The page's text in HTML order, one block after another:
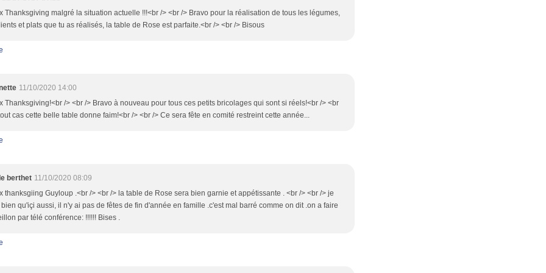
Thanksgiving malgré la situation actuelle !!!<br /> <br /> Bravo pour la réalisation de tous les légumes,
et plats que tu as réalisés, la table de Rose est parfaite.<br /> <br /> Bisous
11/10/2020 14:00
Thanksgiving!<br /> <br /> Bravo à nouveau pour tous ces petits bricolages qui sont si réels!<br /> <br
cas cette belle table donne faim!<br /> <br /> Ce sera fête en comité restreint cette année...
berthet 11/10/2020 08:09
thanksgiing Guyloup .<br /> <br /> la table de Rose sera bien garnie et appétissante . <br /> <br /> je
qu'içi aussi, il n'y ai pas de fêtes de fin d'année en famille .c'est mal barré comme on dit .on a faire
par télé conférence: !!!!!! Bises .